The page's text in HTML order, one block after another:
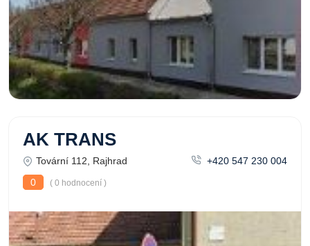
AK TRANS
Tovární 112, Rajhrad
+420 547 230 004
0
( 0 hodnocení )